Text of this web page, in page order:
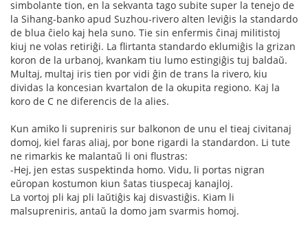
simbolante tion, en la sekvanta tago subite super la tenejo de
la Sihang-banko apud Suzhou-rivero alten leviĝis la standardo
de blua ĉielo kaj hela suno. Tie sin enfermis ĉinaj militistoj
kiuj ne volas retiriĝi. La flirtanta standardo eklumiĝis la grizan
koron de la urbanoj, kvankam tiu lumo estingiĝis tuj baldaŭ.
Multaj, multaj iris tien por vidi ĝin de trans la rivero, kiu
dividas la koncesian kvartalon de la okupita regiono. Kaj la
koro de C ne diferencis de la alies.
Kun amiko li supreniris sur balkonon de unu el tieaj civitanaj
domoj, kiel faras aliaj, por bone rigardi la standardon. Li tute
ne rimarkis ke malantaŭ li oni flustras:
-Hej, jen estas suspektinda homo. Vidu, li portas nigran
eŭropan kostumon kiun ŝatas tiuspecaj kanajloj.
La vortoj pli kaj pli laŭtiĝis kaj disvastiĝis. Kiam li
malsupreniris, antaŭ la domo jam svarmis homoj.